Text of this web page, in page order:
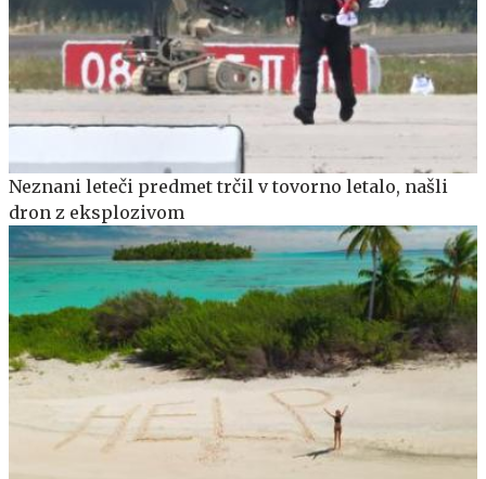
Neznani leteči predmet trčil v tovorno letalo, našli
dron z eksplozivom